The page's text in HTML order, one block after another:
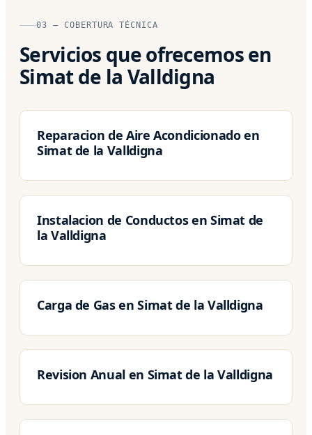
03 — COBERTURA TÉCNICA
Servicios que ofrecemos en
Simat de la Valldigna
Reparacion de Aire Acondicionado en
Simat de la Valldigna
Instalacion de Conductos en Simat de
la Valldigna
Carga de Gas en Simat de la Valldigna
Revision Anual en Simat de la Valldigna